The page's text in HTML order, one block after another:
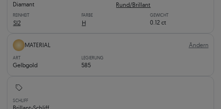
Diamant Rund/Brillant
REINHEIT
SI2
FARBE
H
GEWICHT
0.12 ct
MATERIAL Ändern
ART
Gelbgold
LEGIERUNG
585
SCHLIFF